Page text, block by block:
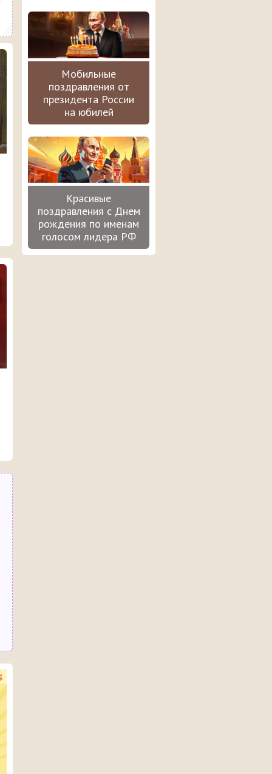
Мобильные
поздравления от
президента России
на юбилей
Красивые
поздравления с Днем
рождения по именам
голосом лидера РФ